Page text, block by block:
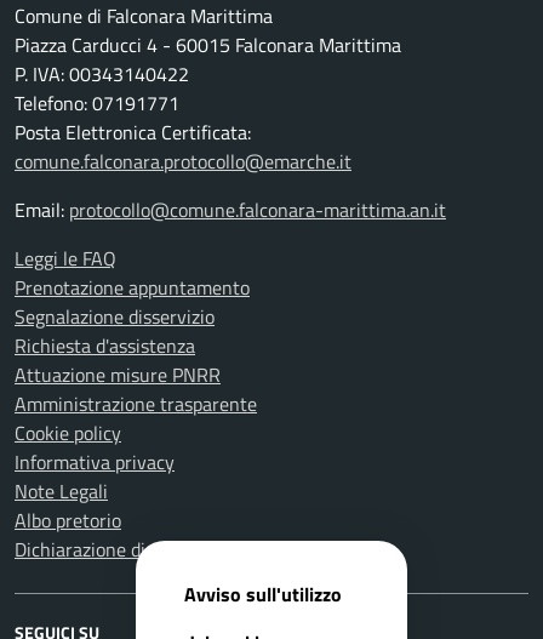
Comune di Falconara Marittima
Piazza Carducci 4 - 60015 Falconara Marittima
P. IVA: 00343140422
Telefono: 07191771
Posta Elettronica Certificata:
comune.falconara.protocollo@emarche.it
Email: protocollo@comune.falconara-marittima.an.it
Leggi le FAQ
Prenotazione appuntamento
Segnalazione disservizio
Richiesta d'assistenza
Attuazione misure PNRR
Amministrazione trasparente
Cookie policy
Informativa privacy
Note Legali
Albo pretorio
Dichiarazione di accessibilità
SEGUICI SU
Avviso sull'utilizzo